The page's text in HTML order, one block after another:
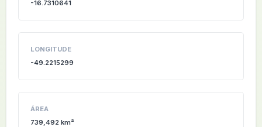
-16.7310641
LONGITUDE
-49.2215299
ÁREA
739,492 km²